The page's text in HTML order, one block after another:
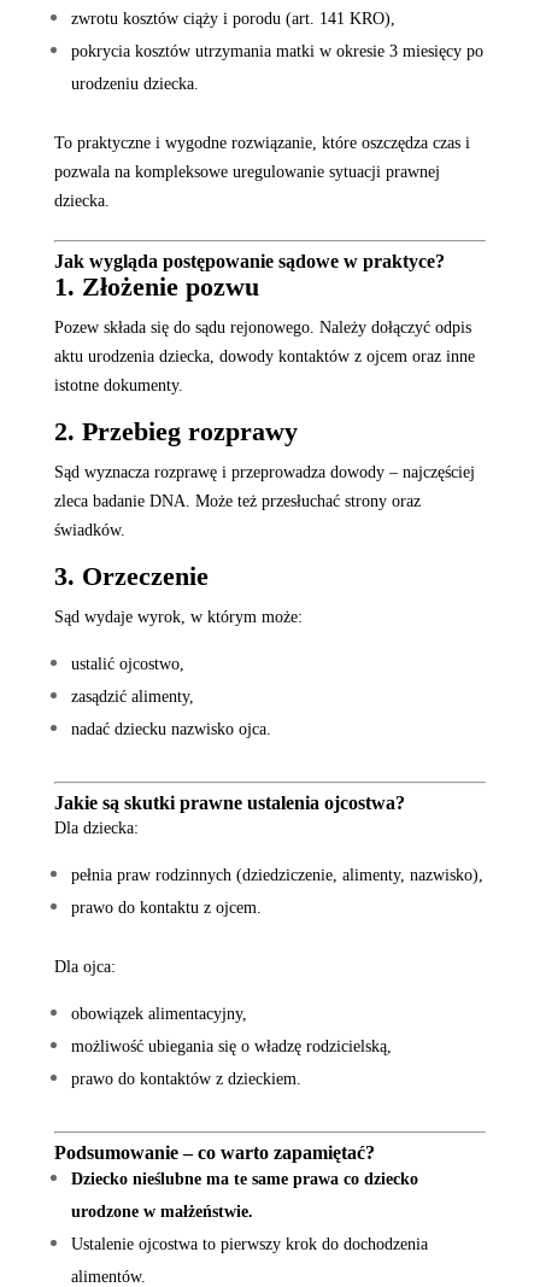
zwrotu kosztów ciąży i porodu (art. 141 KRO),
pokrycia kosztów utrzymania matki w okresie 3 miesięcy po
urodzeniu dziecka.
To praktyczne i wygodne rozwiązanie, które oszczędza czas i
pozwala na kompleksowe uregulowanie sytuacji prawnej
dziecka.
Jak wygląda postępowanie sądowe w praktyce?
1. Złożenie pozwu
Pozew składa się do sądu rejonowego. Należy dołączyć odpis
aktu urodzenia dziecka, dowody kontaktów z ojcem oraz inne
istotne dokumenty.
2. Przebieg rozprawy
Sąd wyznacza rozprawę i przeprowadza dowody – najczęściej
zleca badanie DNA. Może też przesłuchać strony oraz
świadków.
3. Orzeczenie
Sąd wydaje wyrok, w którym może:
ustalić ojcostwo,
zasądzić alimenty,
nadać dziecku nazwisko ojca.
Jakie są skutki prawne ustalenia ojcostwa?
Dla dziecka:
pełnia praw rodzinnych (dziedziczenie, alimenty, nazwisko),
prawo do kontaktu z ojcem.
Dla ojca:
obowiązek alimentacyjny,
możliwość ubiegania się o władzę rodzicielską,
prawo do kontaktów z dzieckiem.
Podsumowanie – co warto zapamiętać?
Dziecko nieślubne ma te same prawa co dziecko
urodzone w małżeństwie.
Ustalenie ojcostwa to pierwszy krok do dochodzenia
alimentów.